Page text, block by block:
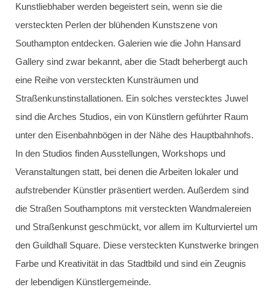
Kunstliebhaber werden begeistert sein, wenn sie die
versteckten Perlen der blühenden Kunstszene von
Southampton entdecken. Galerien wie die John Hansard
Gallery sind zwar bekannt, aber die Stadt beherbergt auch
eine Reihe von versteckten Kunsträumen und
Straßenkunstinstallationen. Ein solches verstecktes Juwel
sind die Arches Studios, ein von Künstlern geführter Raum
unter den Eisenbahnbögen in der Nähe des Hauptbahnhofs.
In den Studios finden Ausstellungen, Workshops und
Veranstaltungen statt, bei denen die Arbeiten lokaler und
aufstrebender Künstler präsentiert werden. Außerdem sind
die Straßen Southamptons mit versteckten Wandmalereien
und Straßenkunst geschmückt, vor allem im Kulturviertel um
den Guildhall Square. Diese versteckten Kunstwerke bringen
Farbe und Kreativität in das Stadtbild und sind ein Zeugnis
der lebendigen Künstlergemeinde.